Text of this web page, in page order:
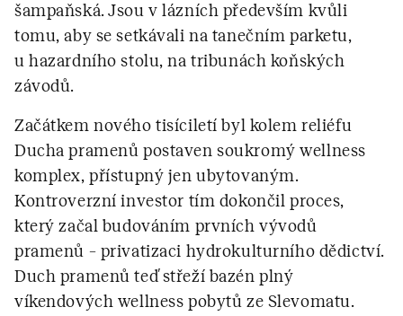
šampaňská. Jsou v lázních především kvůli
tomu, aby se setkávali na tanečním parketu,
u hazardního stolu, na tribunách koňských
závodů.
Začátkem nového tisíciletí byl kolem reliéfu
Ducha pramenů postaven soukromý wellness
komplex, přístupný jen ubytovaným.
Kontroverzní investor tím dokončil proces,
který začal budováním prvních vývodů
pramenů – privatizaci hydrokulturního dědictví.
Duch pramenů teď střeží bazén plný
víkendových wellness pobytů ze Slevomatu.